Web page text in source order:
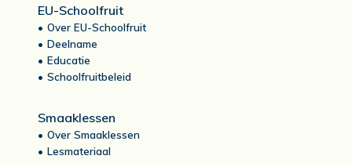
EU-Schoolfruit
Over EU-Schoolfruit
Deelname
Educatie
Schoolfruitbeleid
Smaaklessen
Over Smaaklessen
Lesmateriaal